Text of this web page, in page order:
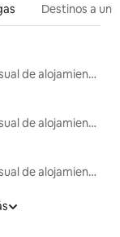
Destinos a un
Renta mensual de alojamientos
Renta mensual de alojamientos
Renta mensual de alojamientos